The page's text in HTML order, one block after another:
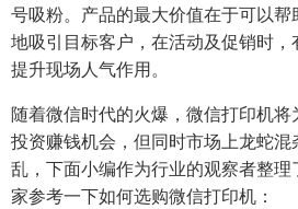
号吸粉。产品的最大价值在于可以
地吸引目标客户，在活动及促销时
提升现场人气作用。
随着微信时代的火爆，微信打印机
投资赚钱机会，但同时市场上龙蛇
乱，下面小编作为行业的观察者整
家参考一下如何选购微信打印机：